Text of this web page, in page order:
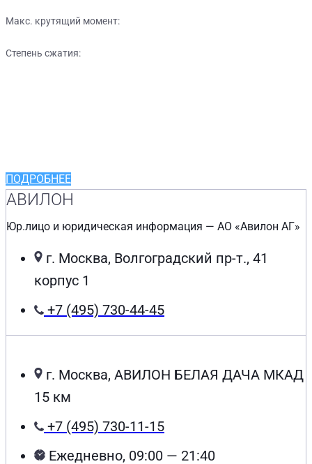
Макс. крутящий момент:
Степень сжатия:
ПОДРОБНЕЕ
АВИЛОН
Юр.лицо и юридическая информация — АО «Авилон АГ»
г. Москва, Волгоградский пр-т., 41
корпус 1
+7 (495) 730-44-45
г. Москва, АВИЛОН БЕЛАЯ ДАЧА МКАД
15 км
+7 (495) 730-11-15
Ежедневно, 09:00 — 21:40